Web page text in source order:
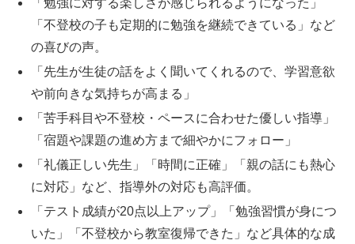
「不登校の子も定期的に勉強を継続できている」など
の喜びの声。
「先生が生徒の話をよく聞いてくれるので、学習意欲
や前向きな気持ちが高まる」
「苦手科目や不登校・ペースに合わせた優しい指導」
「宿題や課題の進め方まで細やかにフォロー」
「礼儀正しい先生」「時間に正確」「親の話にも熱心
に対応」など、指導外の対応も高評価。
「テスト成績が20点以上アップ」「勉強習慣が身につ
いた」「不登校から教室復帰できた」など具体的な成